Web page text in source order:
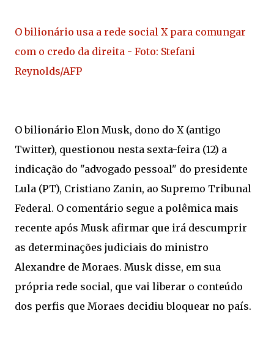
O bilionário usa a rede social X para comungar
com o credo da direita - Foto: Stefani
Reynolds/AFP
O bilionário Elon Musk, dono do X (antigo
Twitter), questionou nesta sexta-feira (12) a
indicação do "advogado pessoal" do presidente
Lula (PT), Cristiano Zanin, ao Supremo Tribunal
Federal. O comentário segue a polêmica mais
recente após Musk afirmar que irá descumprir
as determinações judiciais do ministro
Alexandre de Moraes. Musk disse, em sua
própria rede social, que vai liberar o conteúdo
dos perfis que Moraes decidiu bloquear no país.